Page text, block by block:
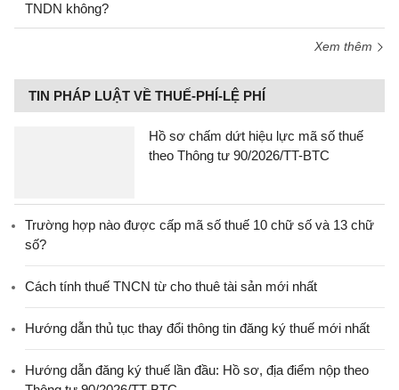
TNDN không?
Xem thêm
TIN PHÁP LUẬT VỀ THUẾ-PHÍ-LỆ PHÍ
Hồ sơ chấm dứt hiệu lực mã số thuế
theo Thông tư 90/2026/TT-BTC
Trường hợp nào được cấp mã số thuế 10 chữ số và 13 chữ
số?
Cách tính thuế TNCN từ cho thuê tài sản mới nhất
Hướng dẫn thủ tục thay đổi thông tin đăng ký thuế mới nhất
Hướng dẫn đăng ký thuế lần đầu: Hồ sơ, địa điểm nộp theo